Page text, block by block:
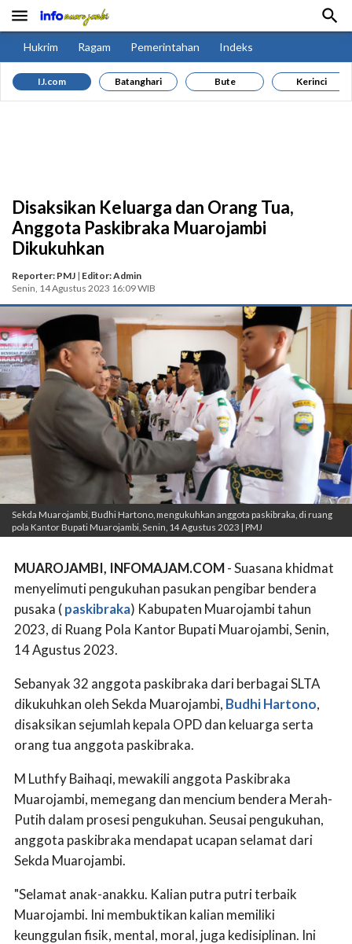
 
Hukrim Ragam Pemerintahan Indeks
IJ.com Batanghari Bute Kerinci
Disaksikan Keluarga dan Orang Tua,
Anggota Paskibraka Muarojambi
Dikukuhkan
Reporter: PMJ | Editor: Admin
Senin, 14 Agustus 2023 16:09 WIB
Sekda Muarojambi, Budhi Hartono, mengukuhkan anggota paskibraka, di ruang
pola Kantor Bupati Muarojambi, Senin, 14 Agustus 2023 | PMJ
MUAROJAMBI, INFOMAJAM.COM- Suasana khidmat
menyelimuti pengukuhan pasukan pengibar bendera
pusaka (paskibraka) Kabupaten Muarojambi tahun
2023, di Ruang Pola Kantor Bupati Muarojambi, Senin,
14 Agustus 2023.
Sebanyak 32 anggota paskibraka dari berbagai SLTA
dikukuhkan oleh Sekda Muarojambi, Budhi Hartono,
disaksikan sejumlah kepala OPD dan keluarga serta
orang tua anggota paskibraka.
M Luthfy Baihaqi, mewakili anggota Paskibraka
Muarojambi, memegang dan mencium bendera Merah-
Putih dalam prosesi pengukuhan. Seusai pengukuhan,
anggota paskibraka mendapat ucapan selamat dari
Sekda Muarojambi.
"Selamat anak-anakku. Kalian putra putri terbaik
Muarojambi. Ini membuktikan kalian memiliki
keunggulan fisik, mental, moral, juga kedisiplinan. Ini